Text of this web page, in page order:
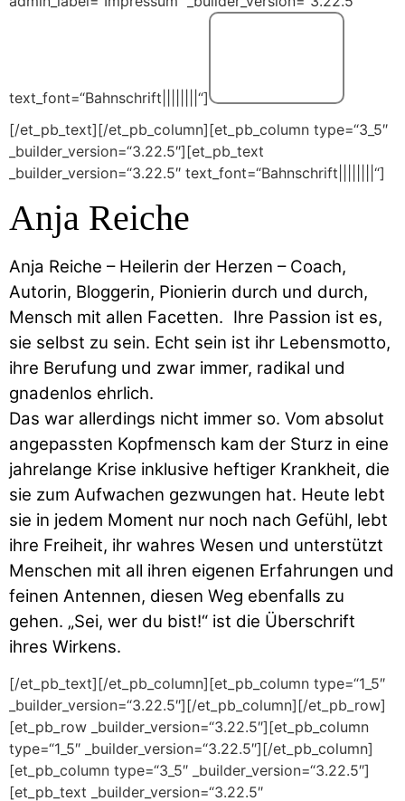
text_font=“Bahnschrift||||||||“]
[/et_pb_text][/et_pb_column][et_pb_column type=“3_5″
_builder_version=“3.22.5″][et_pb_text
_builder_version=“3.22.5″ text_font=“Bahnschrift||||||||“]
Anja Reiche
Anja Reiche – Heilerin der Herzen – Coach,
Autorin, Bloggerin, Pionierin durch und durch,
Mensch mit allen Facetten. Ihre Passion ist es,
sie selbst zu sein. Echt sein ist ihr Lebensmotto,
ihre Berufung und zwar immer, radikal und
gnadenlos ehrlich.
Das war allerdings nicht immer so. Vom absolut
angepassten Kopfmensch kam der Sturz in eine
jahrelange Krise inklusive heftiger Krankheit, die
sie zum Aufwachen gezwungen hat. Heute lebt
sie in jedem Moment nur noch nach Gefühl, lebt
ihre Freiheit, ihr wahres Wesen und unterstützt
Menschen mit all ihren eigenen Erfahrungen und
feinen Antennen, diesen Weg ebenfalls zu
gehen. „Sei, wer du bist!“ ist die Überschrift
ihres Wirkens.
[/et_pb_text][/et_pb_column][et_pb_column type=“1_5″
_builder_version=“3.22.5″][/et_pb_column][/et_pb_row]
[et_pb_row _builder_version=“3.22.5″][et_pb_column
type=“1_5″ _builder_version=“3.22.5″][/et_pb_column]
[et_pb_column type=“3_5″ _builder_version=“3.22.5″]
[et_pb_text _builder_version=“3.22.5″